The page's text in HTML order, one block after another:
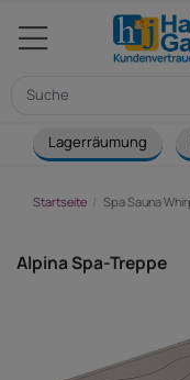
Lagerräumung
Startseite Spa Sauna
Alpina Spa-Treppe